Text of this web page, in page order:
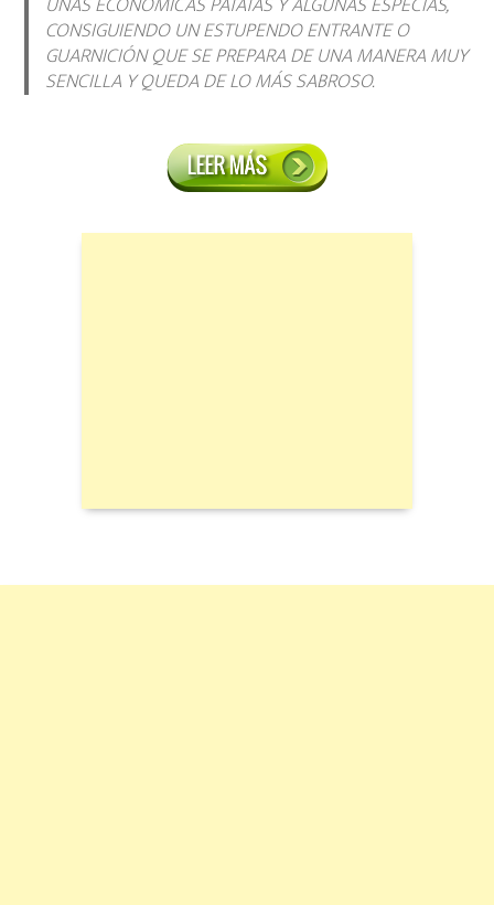
CONSIGUIENDO UN ESTUPENDO ENTRANTE O
GUARNICIÓN QUE SE PREPARA DE UNA MANERA MUY
SENCILLA Y QUEDA DE LO MÁS SABROSO.